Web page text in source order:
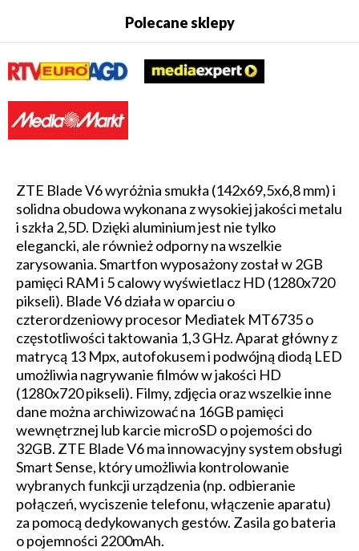
Polecane sklepy
ZTE Blade V6 wyróżnia smukła (142x69,5x6,8 mm) i
solidna obudowa wykonana z wysokiej jakości metalu
i szkła 2,5D. Dzięki aluminium jest nie tylko
elegancki, ale również odporny na wszelkie
zarysowania. Smartfon wyposażony został w 2GB
pamięci RAM i 5 calowy wyświetlacz HD (1280x720
pikseli). Blade V6 działa w oparciu o
czterordzeniowy procesor Mediatek MT6735 o
częstotliwości taktowania 1,3 GHz. Aparat główny z
matrycą 13 Mpx, autofokusem i podwójną diodą LED
umożliwia nagrywanie filmów w jakości HD
(1280x720 pikseli). Filmy, zdjęcia oraz wszelkie inne
dane można archiwizować na 16GB pamięci
wewnętrznej lub karcie microSD o pojemości do
32GB. ZTE Blade V6 ma innowacyjny system obsługi
Smart Sense, który umożliwia kontrolowanie
wybranych funkcji urządzenia (np. odbieranie
połączeń, wyciszenie telefonu, włączenie aparatu)
za pomocą dedykowanych gestów. Zasila go bateria
o pojemności 2200mAh.